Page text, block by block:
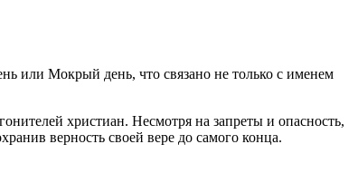
или Мокрый день, что связано не только с именем
христиан. Несмотря на запреты и опасность,
верность своей вере до самого конца.